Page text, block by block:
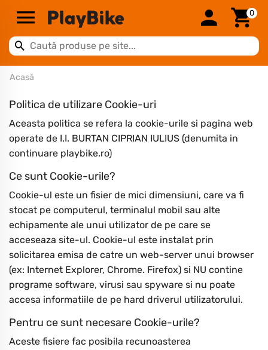
0
Acasă
Politica de utilizare Cookie-uri
Aceasta politica se refera la cookie-urile si pagina web
operate de I.I. BURTAN CIPRIAN IULIUS (denumita in
continuare playbike.ro)
Ce sunt Cookie-urile?
Cookie-ul este un fisier de mici dimensiuni, care va fi
stocat pe computerul, terminalul mobil sau alte
echipamente ale unui utilizator de pe care se
acceseaza site-ul. Cookie-ul este instalat prin
solicitarea emisa de catre un web-server unui browser
(ex: Internet Explorer, Chrome. Firefox) si NU contine
programe software, virusi sau spyware si nu poate
accesa informatiile de pe hard driverul utilizatorului.
Pentru ce sunt necesare Cookie-urile?
Aceste fisiere fac posibila recunoasterea